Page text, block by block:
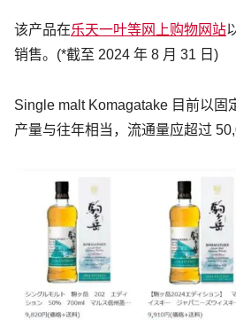
该产品在乐天一叶等网上购物网站
销售。(*截至 2024 年 8 月 31 日)
Single malt Komagatake 目前以固
产量与往年相当，流通量应超过